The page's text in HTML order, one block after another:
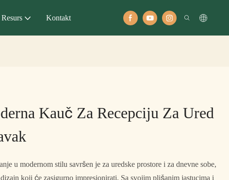
Resurs Kontakt
Kauč Za Recepciju Za Ured
u modernom stilu savršen je za uredske prostore i za dnevne sobe,
koji će zasigurno impresionirati. Sa svojim plišanim jastucima i